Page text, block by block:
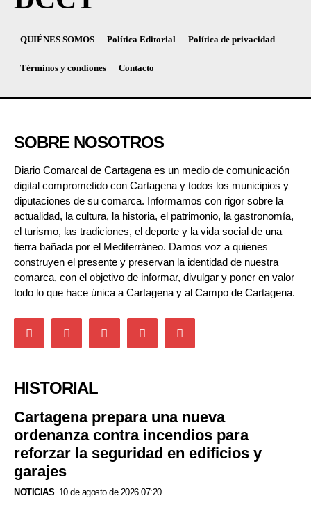
QUIÉNES SOMOS Política Editorial Política de privacidad
Términos y condiones Contacto
SOBRE NOSOTROS
Diario Comarcal de Cartagena es un medio de comunicación
digital comprometido con Cartagena y todos los municipios y
diputaciones de su comarca. Informamos con rigor sobre la
actualidad, la cultura, la historia, el patrimonio, la gastronomía,
el turismo, las tradiciones, el deporte y la vida social de una
tierra bañada por el Mediterráneo. Damos voz a quienes
construyen el presente y preservan la identidad de nuestra
comarca, con el objetivo de informar, divulgar y poner en valor
todo lo que hace única a Cartagena y al Campo de Cartagena.
HISTORIAL
Cartagena prepara una nueva
ordenanza contra incendios para
reforzar la seguridad en edificios y
garajes
NOTICIAS 10 de agosto de 2026 07:20